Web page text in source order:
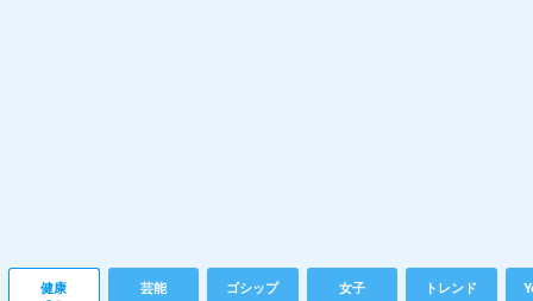
健康 芸能 ゴシップ 女子 トレンド